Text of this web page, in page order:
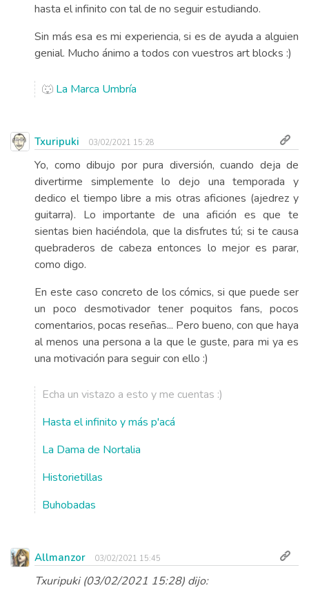
hasta el infinito con tal de no seguir estudiando.
Sin más esa es mi experiencia, si es de ayuda a alguien
genial. Mucho ánimo a todos con vuestros art blocks :)
🐺 La Marca Umbría
Txuripuki 03/02/2021 15:28
Yo, como dibujo por pura diversión, cuando deja de
divertirme simplemente lo dejo una temporada y
dedico el tiempo libre a mis otras aficiones (ajedrez y
guitarra). Lo importante de una afición es que te
sientas bien haciéndola, que la disfrutes tú; si te causa
quebraderos de cabeza entonces lo mejor es parar,
como digo.
En este caso concreto de los cómics, si que puede ser
un poco desmotivador tener poquitos fans, pocos
comentarios, pocas reseñas... Pero bueno, con que haya
al menos una persona a la que le guste, para mi ya es
una motivación para seguir con ello :)
Echa un vistazo a esto y me cuentas :)
Hasta el infinito y más p'acá
La Dama de Nortalia
Historietillas
Buhobadas
Allmanzor 03/02/2021 15:45
Txuripuki (03/02/2021 15:28) dijo: